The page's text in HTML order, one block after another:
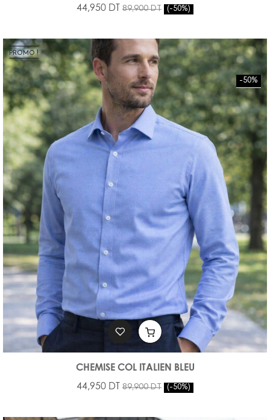
44,950 DT 89,900 DT -50%
-50%
PROMO !
CHEMISE COL ITALIEN BLEU
44,950 DT 89,900 DT -50%